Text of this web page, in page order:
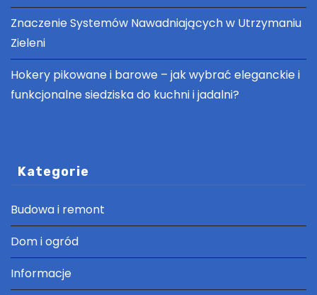
Znaczenie Systemów Nawadniających w Utrzymaniu
Zieleni
Hokery pikowane i barowe – jak wybrać eleganckie i
funkcjonalne siedziska do kuchni i jadalni?
Kategorie
Budowa i remont
Dom i ogród
Informacje